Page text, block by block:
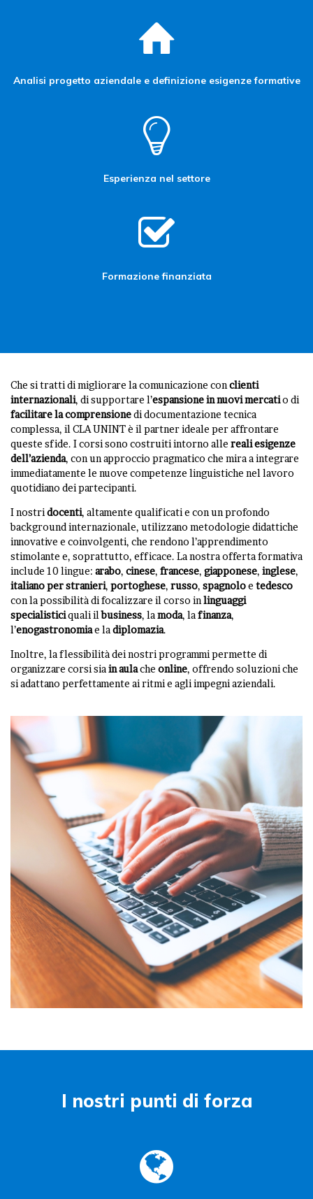
Analisi progetto aziendale e definizione esigenze formative
Esperienza nel settore
Formazione finanziata
Che si tratti di migliorare la comunicazione conclienti
internazionali, di supportare l’espansione in nuovi mercatio di
facilitarelacomprensionedi documentazione tecnica
complessa, il CLA UNINT è il partner ideale per affrontare
queste sfide. I corsi sono costruiti intorno alle reali esigenze
dell’azienda, con un approccio pragmatico che mira a integrare
immediatamente le nuove competenze linguistiche nel lavoro
quotidiano dei partecipanti.
I nostridocenti, altamente qualificati e con un profondo
background internazionale, utilizzano metodologie didattiche
innovative e coinvolgenti, che rendono l’apprendimento
stimolante e, soprattutto, efficace. La nostra offerta formativa
include 10 lingue: arabo, cinese, francese, giapponese, inglese,
italiano per stranieri, portoghese, russo, spagnoloe tedesco
con la possibilità di focalizzare il corso inlinguaggi
specialisticiquali ilbusiness, lamoda, lafinanza,
l’enogastronomiae ladiplomazia.
Inoltre, la flessibilità dei nostri programmi permette di
organizzare corsi siain aulache online, offrendo soluzioni che
si adattano perfettamente ai ritmi e agli impegni aziendali.
I nostri punti di forza